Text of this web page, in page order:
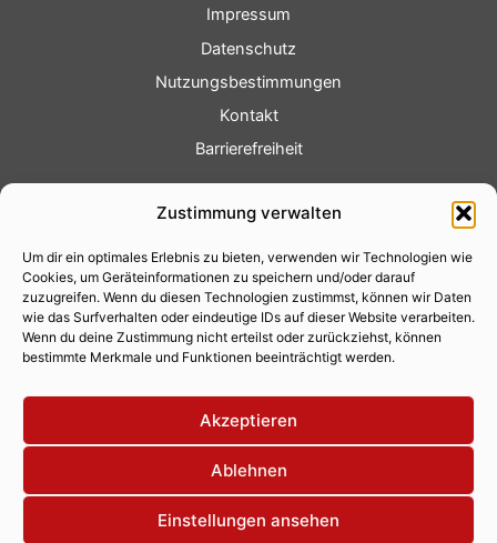
Zustimmung verwalten
Um dir ein optimales Erlebnis zu bieten, verwenden wir Technologien wie
Cookies, um Geräteinformationen zu speichern und/oder darauf
zuzugreifen. Wenn du diesen Technologien zustimmst, können wir Daten
wie das Surfverhalten oder eindeutige IDs auf dieser Website verarbeiten.
Wenn du deine Zustimmung nicht erteilst oder zurückziehst, können
bestimmte Merkmale und Funktionen beeinträchtigt werden.
Akzeptieren
Ablehnen
Einstellungen ansehen
Impressum
Datenschutz
Nutzungsbestimmungen
Kontakt
Barrierefreiheit
Fotoservice
Videoservice
Werbung
Contenterstellung
Lokalnachrichten
Lokalfernsehen